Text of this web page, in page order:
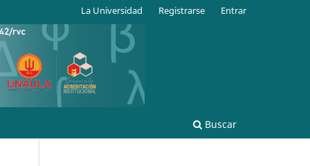
Buscar
La Universidad Registrarse Entrar